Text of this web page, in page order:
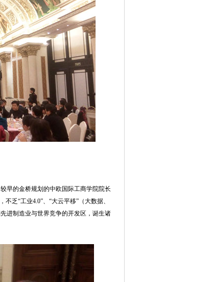
早的金桥规划的中欧国际工商学院院长
乏“工业4.0”、“大云平移”（大数据、
进制造业与世界竞争的开发区，诞生诸